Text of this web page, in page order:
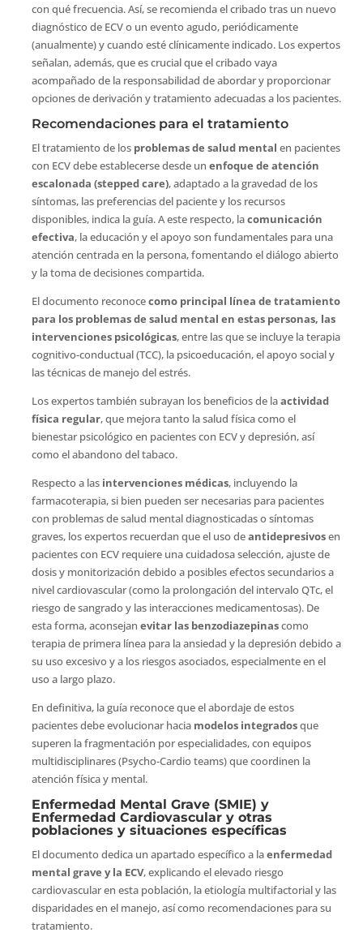
con qué frecuencia. Así, se recomienda el cribado tras un nuevo
diagnóstico de ECV o un evento agudo, periódicamente
(anualmente) y cuando esté clínicamente indicado. Los expertos
señalan, además, que es crucial que el cribado vaya
acompañado de la responsabilidad de abordar y proporcionar
opciones de derivación y tratamiento adecuadas a los pacientes.
Recomendaciones para el tratamiento
El tratamiento de losproblemas de salud mental en pacientes
con ECV debe establecerse desde un enfoque de atención
escalonada (stepped care), adaptado a la gravedad de los
síntomas, las preferencias del paciente y los recursos
disponibles, indica la guía. A este respecto, lacomunicación
efectiva, la educación y el apoyo son fundamentales para una
atención centrada en la persona, fomentando el diálogo abierto
y la toma de decisiones compartida.
El documento reconocecomo principal línea de tratamiento
para los problemas de salud mental en estas personas, las
intervenciones psicológicas, entre las que se incluye la terapia
cognitivo-conductual (TCC), la psicoeducación, el apoyo social y
las técnicas de manejo del estrés.
Los expertos también subrayan los beneficios de laactividad
física regular, que mejora tanto la salud física como el
bienestar psicológico en pacientes con ECV y depresión, así
como el abandono del tabaco.
Respecto a las intervenciones médicas, incluyendo la
farmacoterapia, si bien pueden ser necesarias para pacientes
con problemas de salud mental diagnosticadas o síntomas
graves, los expertos recuerdan que el uso deantidepresivosen
pacientes con ECV requiere una cuidadosa selección, ajuste de
dosis y monitorización debido a posibles efectos secundarios a
nivel cardiovascular (como la prolongación del intervalo QTc, el
riesgo de sangrado y las interacciones medicamentosas). De
esta forma, aconsejan evitar las benzodiazepinascomo
terapia de primera línea para la ansiedad y la depresión debido a
su uso excesivo y a los riesgos asociados, especialmente en el
uso a largo plazo.
En definitiva, la guía reconoce que el abordaje de estos
pacientes debe evolucionar hacia modelos integradosque
superen la fragmentación por especialidades, con equipos
multidisciplinares (Psycho-Cardio teams) que coordinen la
atención física y mental.
Enfermedad Mental Grave (SMIE) y
Enfermedad Cardiovascular y otras
poblaciones y situaciones específicas
El documento dedica un apartado específico a laenfermedad
mental grave y la ECV, explicando el elevado riesgo
cardiovascular en esta población, la etiología multifactorial y las
disparidades en el manejo, así como recomendaciones para su
tratamiento.